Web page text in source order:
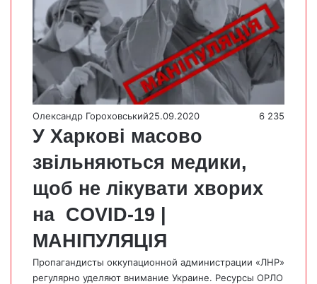
Олександр Гороховський25.09.2020 6 235
У Харкові масово
звільняються медики,
щоб не лікувати хворих
на COVID-19 |
МАНІПУЛЯЦІЯ
Пропагандисты оккупационной администрации «ЛНР»
регулярно уделяют внимание Украине. Ресурсы ОРЛО